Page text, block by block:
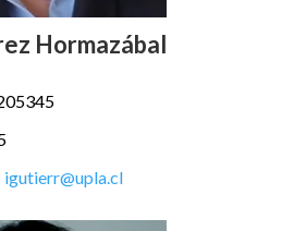
Hormazábal
igutierr@upla.cl